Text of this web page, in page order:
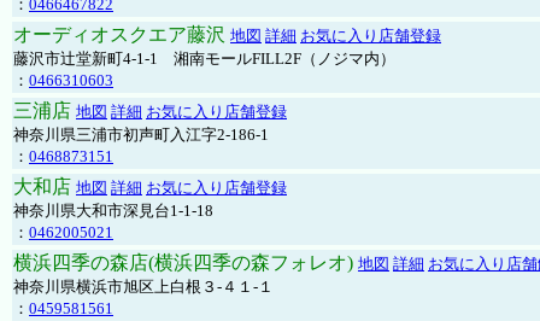
： 0466467822
オーディオスクエア藤沢 地図 詳細 お気に入り店舗登録
藤沢市辻堂新町4-1-1 湘南モールFILL2F（ノジマ内）
： 0466310603
三浦店 地図 詳細 お気に入り店舗登録
神奈川県三浦市初声町入江字2-186-1
： 0468873151
大和店 地図 詳細 お気に入り店舗登録
神奈川県大和市深見台1-1-18
： 0462005021
横浜四季の森店(横浜四季の森フォレオ) 地図 詳細 お気に入り店
神奈川県横浜市旭区上白根３-４１-１
： 0459581561